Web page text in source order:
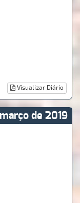
Visualizar Diário
de 2019